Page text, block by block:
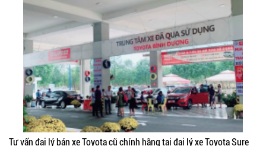
Tư vấn đại lý bán xe Toyota cũ chính hãng tại đại lý xe Toyota Sure